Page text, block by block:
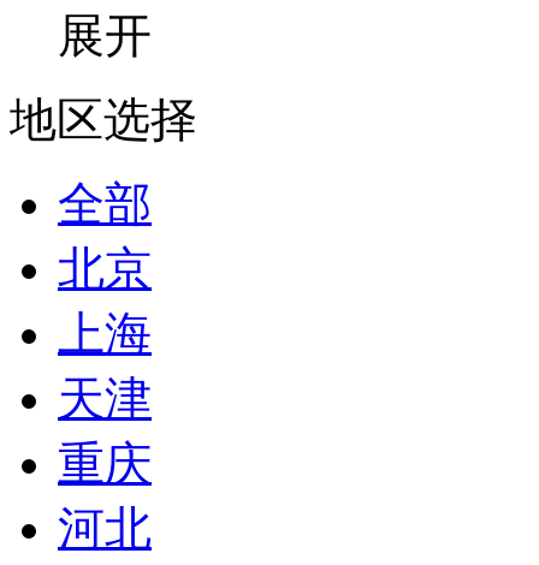
展开
地区选择
全部
北京
上海
天津
重庆
河北